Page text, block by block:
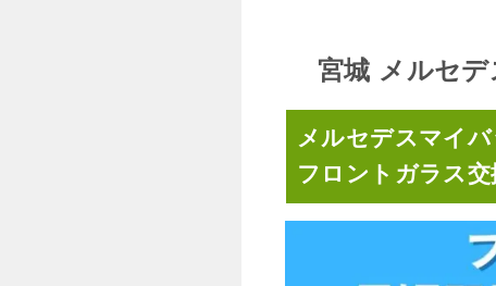
宮城 メルセ
メルセデスマイ
フロントガラス